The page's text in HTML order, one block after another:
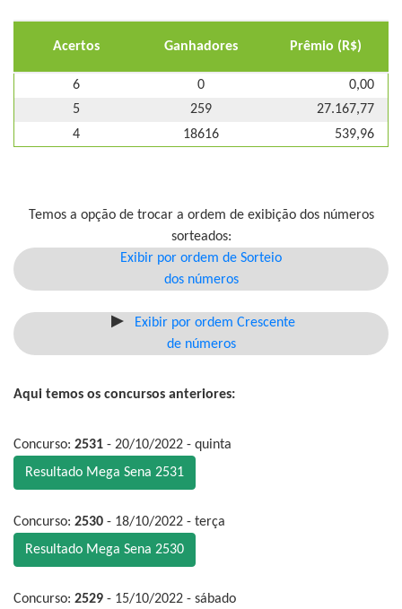
Acertos Ganhadores Prêmio (R$)
6 0
0,00
5
259
27.167,77
4
18616 539,96
Temos a opção de trocar a ordem de exibição dos números
sorteados:
Exibir por ordem de Sorteio
dos números
Exibir por ordem Crescente
de números
Aqui temos os concursos anteriores:
Concurso: 2531 - 20/10/2022 - quinta
Resultado Mega Sena 2531
Concurso: 2530 - 18/10/2022 - terça
Resultado Mega Sena 2530
Concurso: 2529 - 15/10/2022 - sábado